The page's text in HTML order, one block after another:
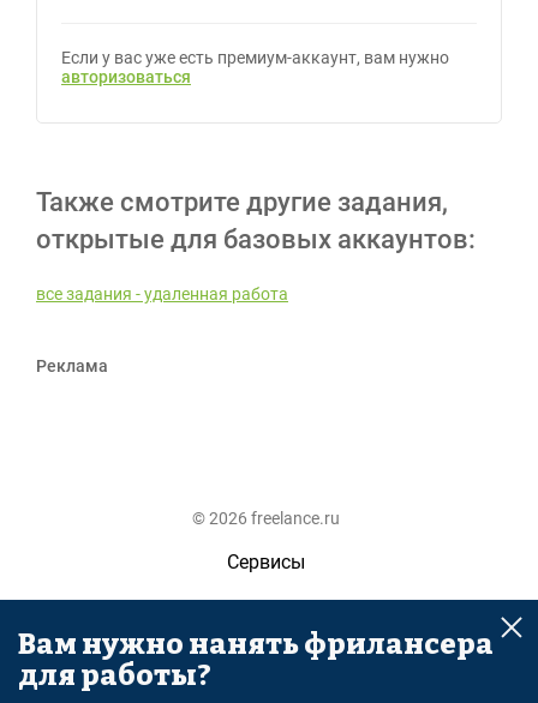
Если у вас уже есть премиум-аккаунт, вам нужно
авторизоваться
Также смотрите другие задания,
открытые для базовых аккаунтов:
все задания - удаленная работа
Реклама
© 2026 freelance.ru
Сервисы
Помощь
Поиск
Вам нужно нанять фрилансера
для работы?